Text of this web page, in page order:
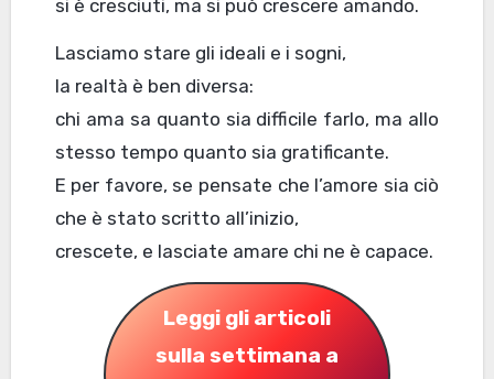
si è cresciuti, ma si può crescere amando.
Lasciamo stare gli ideali e i sogni,
la realtà è ben diversa:
chi ama sa quanto sia difficile farlo, ma allo
stesso tempo quanto sia gratificante.
E per favore, se pensate che l’amore sia ciò
che è stato scritto all’inizio,
crescete, e lasciate amare chi ne è capace.
Leggi gli articoli
sulla settimana a